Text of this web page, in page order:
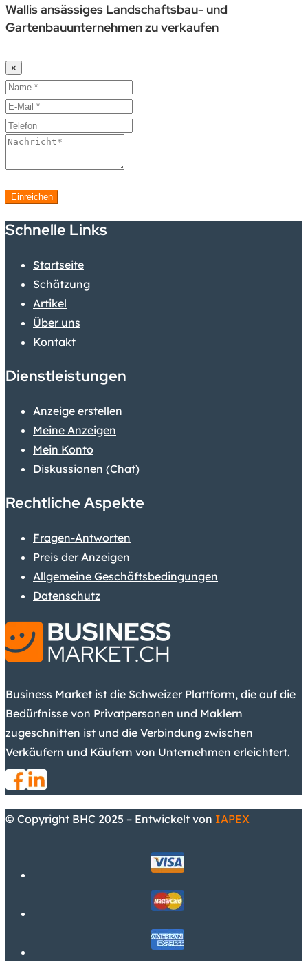
Wallis ansässiges Landschaftsbau- und
Gartenbauunternehmen zu verkaufen
×
Einreichen
Schnelle Links
Startseite
Schätzung
Artikel
Über uns
Kontakt
Dienstleistungen
Anzeige erstellen
Meine Anzeigen
Mein Konto
Diskussionen (Chat)
Rechtliche Aspekte
Fragen-Antworten
Preis der Anzeigen
Allgemeine Geschäftsbedingungen
Datenschutz
Business Market ist die Schweizer Plattform, die auf die
Bedürfnisse von Privatpersonen und Maklern
zugeschnitten ist und die Verbindung zwischen
Verkäufern und Käufern von Unternehmen erleichtert.
© Copyright BHC 2025 – Entwickelt von IAPEX